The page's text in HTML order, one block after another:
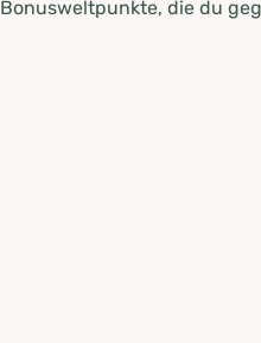
Bonusweltpunkte, die du